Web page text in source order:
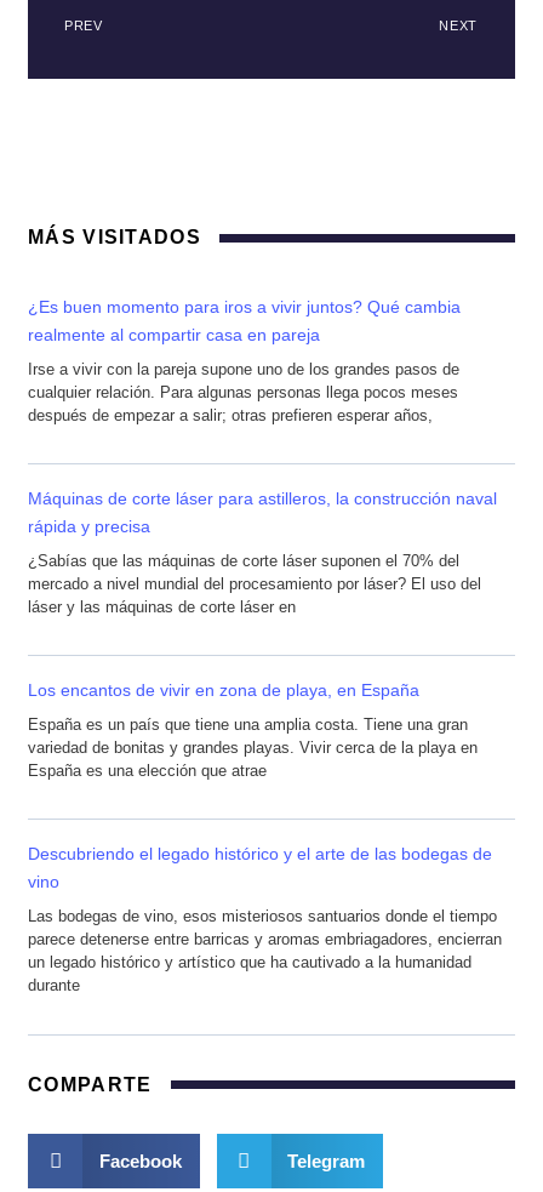
PREV NEXT
MÁS VISITADOS
¿Es buen momento para iros a vivir juntos? Qué cambia
realmente al compartir casa en pareja
Irse a vivir con la pareja supone uno de los grandes pasos de
cualquier relación. Para algunas personas llega pocos meses
después de empezar a salir; otras prefieren esperar años,
Máquinas de corte láser para astilleros, la construcción naval
rápida y precisa
¿Sabías que las máquinas de corte láser suponen el 70% del
mercado a nivel mundial del procesamiento por láser? El uso del
láser y las máquinas de corte láser en
Los encantos de vivir en zona de playa, en España
España es un país que tiene una amplia costa. Tiene una gran
variedad de bonitas y grandes playas. Vivir cerca de la playa en
España es una elección que atrae
Descubriendo el legado histórico y el arte de las bodegas de
vino
Las bodegas de vino, esos misteriosos santuarios donde el tiempo
parece detenerse entre barricas y aromas embriagadores, encierran
un legado histórico y artístico que ha cautivado a la humanidad
durante
COMPARTE
Facebook Telegram